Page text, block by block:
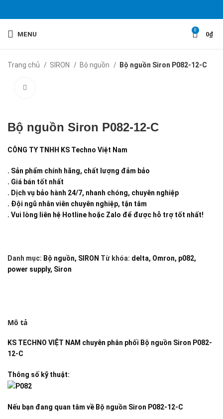
MENU
0
0₫
Trang chủ SIRON Bộ nguồn Bộ nguồn Siron P082-12-C
Bộ nguồn Siron P082-12-C
CÔNG TY TNHH KS Techno Việt Nam
. Sản phẩm chính hãng, chất lượng đảm bảo
. Giá bán tốt nhất
. Dịch vụ bảo hành 24/7, nhanh chóng, chuyên nghiệp
. Đội ngũ nhân viên chuyên nghiệp, tận tâm
. Vui lòng liên hệ Hotline hoặc Zalo để được hỗ trợ tốt nhất!
Danh mục: Bộ nguồn, SIRON Từ khóa: delta, Omron, p082,
power supply, Siron
Mô tả
KS TECHNO VIỆT NAM chuyên phân phối Bộ nguồn Siron P082-
12-C
Thông số kỹ thuật:
Nếu bạn đang quan tâm về Bộ nguồn Siron P082-12-C